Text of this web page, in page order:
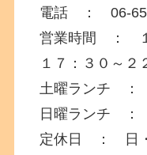
電話 ： 06-
営業時間 ： １
１７：３０～２
土曜ランチ
日曜ランチ
定休日 ： 日